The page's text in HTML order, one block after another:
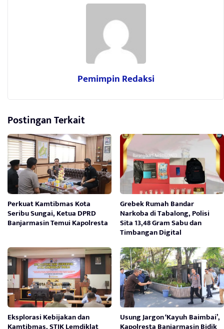
Pemimpin Redaksi
Postingan Terkait
Perkuat Kamtibmas Kota
Seribu Sungai, Ketua DPRD
Banjarmasin Temui Kapolresta
Grebek Rumah Bandar
Narkoba di Tabalong, Polisi
Sita 13,48 Gram Sabu dan
Timbangan Digital
Eksplorasi Kebijakan dan Usung Jargon ‘Kayuh Baimbai’,